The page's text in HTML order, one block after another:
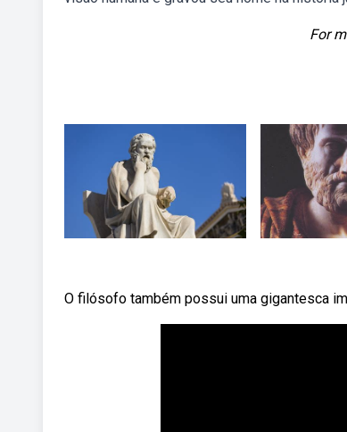
For
O filósofo também possui uma gigantesca